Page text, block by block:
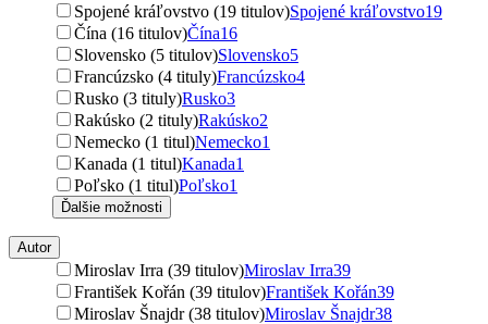
Spojené kráľovstvo (19 titulov)Spojené kráľovstvo19
Čína (16 titulov)Čína16
Slovensko (5 titulov)Slovensko5
Francúzsko (4 tituly)Francúzsko4
Rusko (3 tituly)Rusko3
Rakúsko (2 tituly)Rakúsko2
Nemecko (1 titul)Nemecko1
Kanada (1 titul)Kanada1
Poľsko (1 titul)Poľsko1
Ďalšie možnosti
Autor
Miroslav Irra (39 titulov)Miroslav Irra39
František Kořán (39 titulov)František Kořán39
Miroslav Šnajdr (38 titulov)Miroslav Šnajdr38